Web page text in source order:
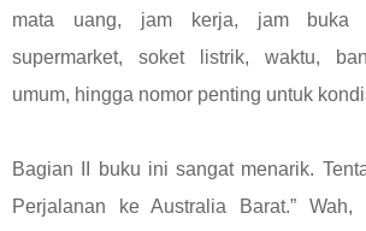
mata uang, jam kerja, jam buka
supermarket, soket listrik, waktu,
umum, hingga nomor penting untuk
Bagian II buku ini sangat menarik.
Perjalanan ke Australia Barat.”